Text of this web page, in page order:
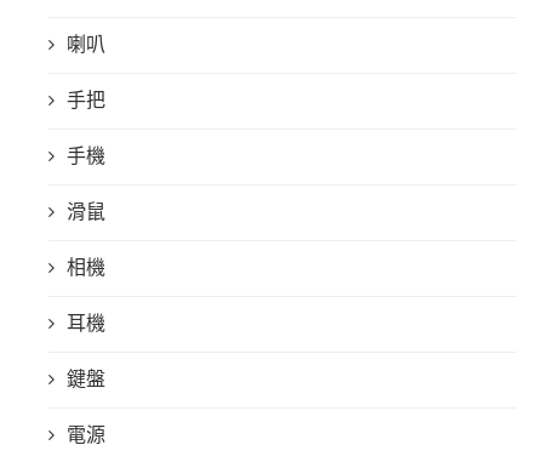
喇叭
手把
手機
滑鼠
相機
耳機
鍵盤
電源